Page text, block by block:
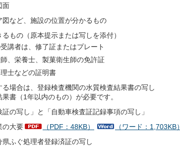
面
など、施設の位置が分かるもの
もの（原本提示または写しを添付）
講者は、修了証またはプレート
、栄養士、製菓衛生師の免許証
士などの証明書
場合は、登録検査機関の水質検査結果書の写し
書（1年以内のもの）が必要です。
の写し」と「自動車検査証記録事項の写し」
の大要
（PDF：48KB） （ワード：1,703KB）
ふぐ処理者登録済証の写し